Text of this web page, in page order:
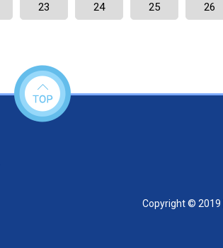
23 24 25 26
Copyright © 2019